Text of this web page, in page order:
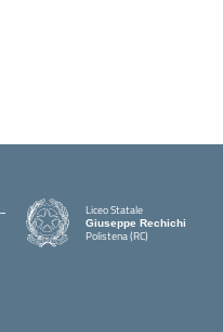
Liceo Statale
Giuseppe Rechichi
Polistena (RC)